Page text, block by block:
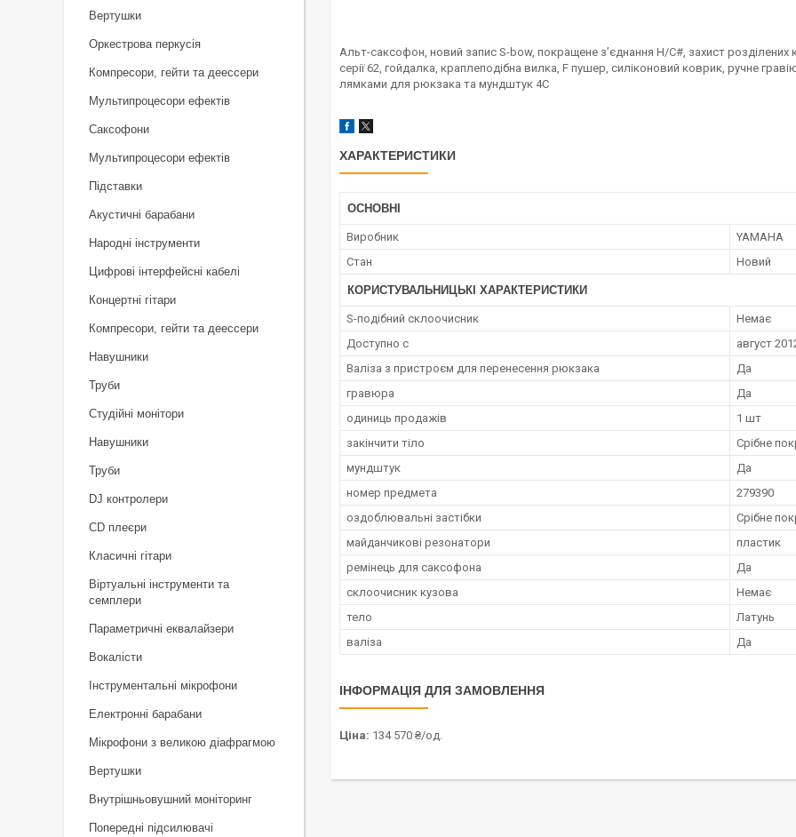
Альт-саксофон, новий запис S-bow, покращене з’єднання H/C#, захист
серії 62, гойдалка, краплеподібна вилка, F пушер, силіконовий коврик, ручне
лямками для рюкзака та мундштук 4C
ХАРАКТЕРИСТИКИ
ОСНОВНІ
Виробник
YAMAHA
Стан
Новий
КОРИСТУВАЛЬНИЦЬКІ ХАРАКТЕРИСТИКИ
S-подібний склоочисник
Немає
Доступно с
август
Валіза з пристроєм для перенесення рюкзака
Да
гравюра
Да
одиниць продажів
1 шт
закінчити тіло
Срібне
мундштук
Да
номер предмета
279390
оздоблювальні застібки
Срібне
майданчикові резонатори
пластик
ремінець для саксофона
Да
склоочисник кузова
Немає
тело
Латунь
валіза
Да
ІНФОРМАЦІЯ ДЛЯ ЗАМОВЛЕННЯ
Ціна: 134 570 ₴/од.
Вертушки
Оркестрова перкусія
Компресори, гейти та деессери
Мультипроцесори ефектів
Саксофони
Мультипроцесори ефектів
Підставки
Акустичні барабани
Народні інструменти
Цифрові інтерфейсні кабелі
Концертні гітари
Компресори, гейти та деессери
Навушники
Труби
Студійні монітори
Навушники
Труби
DJ контролери
CD плеєри
Класичні гітари
Віртуальні інструменти та
семплери
Параметричні еквалайзери
Вокалісти
Інструментальні мікрофони
Електронні барабани
Мікрофони з великою діафрагмою
Вертушки
Внутрішньовушний моніторинг
Попередні підсилювачі